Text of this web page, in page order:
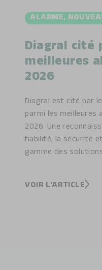
ALARME,
Diagral cité
meilleures
2026
Diagral est cité par
parmi les meilleures
2026. Une
fiabilité, la sécurité
gamme des
VOIR L'ARTICLE